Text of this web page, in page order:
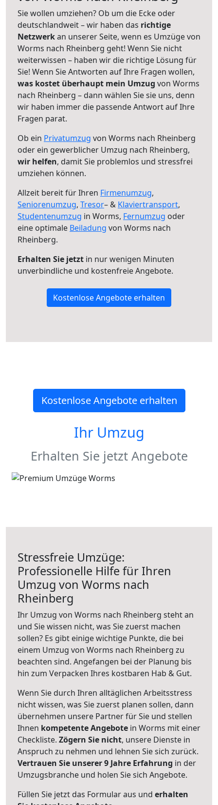
Sie wollen umziehen? Ob um die Ecke oder
deutschlandweit – wir haben das richtige
Netzwerkan unserer Seite, wenn es Umzüge von
Worms nach Rheinberg geht! Wenn Sie nicht
weiterwissen – haben wir die richtige Lösung für
Sie! Wenn Sie Antworten auf Ihre Fragen wollen,
was kostet überhaupt mein Umzug von Worms
nach Rheinberg – dann wählen Sie sie uns, denn
wir haben immer die passende Antwort auf Ihre
Fragen parat.
Ob ein Privatumzug von Worms nach Rheinberg
oder ein gewerblicher Umzug nach Rheinberg,
wir helfen, damit Sie problemlos und stressfrei
umziehen können.
Allzeit bereit für Ihren Firmenumzug,
Seniorenumzug, Tresor– & Klaviertransport,
Studentenumzug in Worms, Fernumzug oder
eine optimale Beiladung von Worms nach
Rheinberg.
Erhalten Sie jetzt in nur wenigen Minuten
unverbindliche und kostenfreie Angebote.
Kostenlose Angebote erhalten
Kostenlose Angebote erhalten
Ihr Umzug
Erhalten Sie jetzt Angebote
Stressfreie Umzüge:
Professionelle Hilfe für Ihren
Umzug von Worms nach
Rheinberg
Ihr Umzug von Worms nach Rheinberg steht an
und Sie wissen nicht, was Sie zuerst machen
sollen? Es gibt einige wichtige Punkte, die bei
einem Umzug von Worms nach Rheinberg zu
beachten sind. Angefangen bei der Planung bis
hin zum Verpacken Ihres kostbaren Hab & Gut.
Wenn Sie durch Ihren alltäglichen Arbeitsstress
nicht wissen, was Sie zuerst planen sollen, dann
übernehmen unsere Partner für Sie und stellen
Ihnen kompetente Angebote in Worms mit einer
Checkliste. Zögern Sie nicht, unsere Dienste in
Anspruch zu nehmen und lehnen Sie sich zurück.
Vertrauen Sie unserer 9 Jahre Erfahrung in der
Umzugsbranche und holen Sie sich Angebote.
Füllen Sie jetzt das Formular aus und erhalten